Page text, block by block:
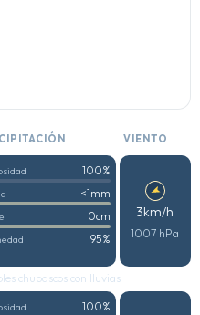
VIENTO
100%
<1mm
0cm
95%
3km/h
1007 hPa
chubascos con lluvias
100%